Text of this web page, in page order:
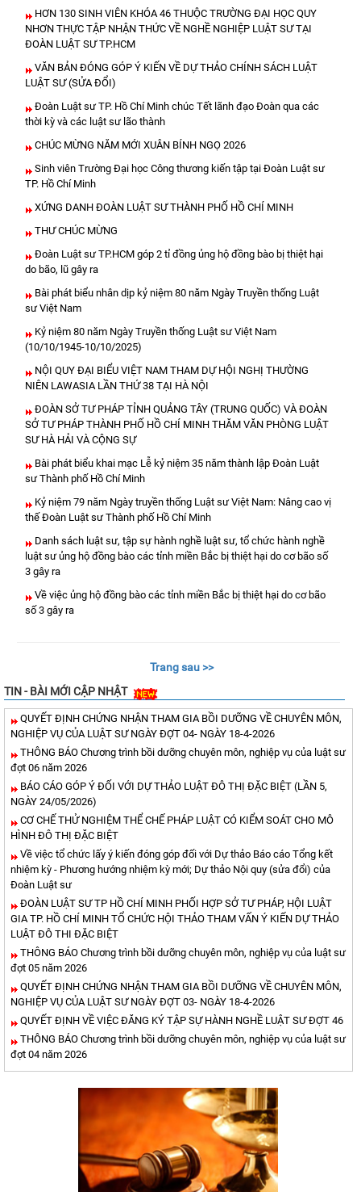
HƠN 130 SINH VIÊN KHÓA 46 THUỘC TRƯỜNG ĐẠI HỌC QUY
NHƠN THỰC TẬP NHẬN THỨC VỀ NGHỀ NGHIỆP LUẬT SƯ TẠI
ĐOÀN LUẬT SƯ TP.HCM
VĂN BẢN ĐÓNG GÓP Ý KIẾN VỀ DỰ THẢO CHÍNH SÁCH LUẬT
LUẬT SƯ (SỬA ĐỔI)
Đoàn Luật sư TP. Hồ Chí Minh chúc Tết lãnh đạo Đoàn qua các
thời kỳ và các luật sư lão thành
CHÚC MỪNG NĂM MỚI XUÂN BÍNH NGỌ 2026
Sinh viên Trường Đại học Công thương kiến tập tại Đoàn Luật sư
TP. Hồ Chí Minh
XỨNG DANH ĐOÀN LUẬT SƯ THÀNH PHỐ HỒ CHÍ MINH
THƯ CHÚC MỪNG
Đoàn Luật sư TP.HCM góp 2 tỉ đồng ủng hộ đồng bào bị thiệt hại
do bão, lũ gây ra
Bài phát biểu nhân dịp kỷ niệm 80 năm Ngày Truyền thống Luật
sư Việt Nam
Kỷ niệm 80 năm Ngày Truyền thống Luật sư Việt Nam
(10/10/1945-10/10/2025)
NỘI QUY ĐẠI BIỂU VIỆT NAM THAM DỰ HỘI NGHỊ THƯỜNG
NIÊN LAWASIA LẦN THỨ 38 TẠI HÀ NỘI
ĐOÀN SỞ TƯ PHÁP TỈNH QUẢNG TÂY (TRUNG QUỐC) VÀ ĐOÀN
SỞ TƯ PHÁP THÀNH PHỐ HỒ CHÍ MINH THĂM VĂN PHÒNG LUẬT
SƯ HÀ HẢI VÀ CỘNG SỰ
Bài phát biểu khai mạc Lễ kỷ niệm 35 năm thành lập Đoàn Luật
sư Thành phố Hồ Chí Minh
Kỷ niệm 79 năm Ngày truyền thống Luật sư Việt Nam: Nâng cao vị
thế Đoàn Luật sư Thành phố Hồ Chí Minh
Danh sách luật sư, tập sự hành nghề luật sư, tổ chức hành nghề
luật sư ủng hộ đồng bào các tỉnh miền Bắc bị thiệt hại do cơ bão số
3 gây ra
Về việc ủng hộ đồng bào các tỉnh miền Bắc bị thiệt hại do cơ bão
số 3 gây ra
Trang sau >>
TIN - BÀI MỚI CẬP NHẬT
QUYẾT ĐỊNH CHỨNG NHẬN THAM GIA BỒI DƯỠNG VỀ CHUYÊN MÔN,
NGHIỆP VỤ CỦA LUẬT SƯ NGÀY ĐỢT 04- NGÀY 18-4-2026
THÔNG BÁO Chương trình bồi dưỡng chuyên môn, nghiệp vụ của luật sư
đợt 06 năm 2026
BÁO CÁO GÓP Ý ĐỐI VỚI DỰ THẢO LUẬT ĐÔ THỊ ĐẶC BIỆT (LẦN 5,
NGÀY 24/05/2026)
CƠ CHẾ THỬ NGHIỆM THỂ CHẾ PHÁP LUẬT CÓ KIỂM SOÁT CHO MÔ
HÌNH ĐÔ THỊ ĐẶC BIỆT
Về việc tổ chức lấy ý kiến đóng góp đối với Dự thảo Báo cáo Tổng kết
nhiệm kỳ - Phương hướng nhiệm kỳ mới; Dự thảo Nội quy (sửa đổi) của
Đoàn Luật sư
ĐOÀN LUẬT SƯ TP HỒ CHÍ MINH PHỐI HỢP SỞ TƯ PHÁP, HỘI LUẬT
GIA TP. HỒ CHÍ MINH TỔ CHỨC HỘI THẢO THAM VẤN Ý KIẾN DỰ THẢO
LUẬT ĐÔ THI ĐẶC BIỆT
THÔNG BÁO Chương trình bồi dưỡng chuyên môn, nghiệp vụ của luật sư
đợt 05 năm 2026
QUYẾT ĐỊNH CHỨNG NHẬN THAM GIA BỒI DƯỠNG VỀ CHUYÊN MÔN,
NGHIỆP VỤ CỦA LUẬT SƯ NGÀY ĐỢT 03- NGÀY 18-4-2026
QUYẾT ĐỊNH VỀ VIỆC ĐĂNG KÝ TẬP SỰ HÀNH NGHỀ LUẬT SƯ ĐỢT 46
THÔNG BÁO Chương trình bồi dưỡng chuyên môn, nghiệp vụ của luật sư
đợt 04 năm 2026